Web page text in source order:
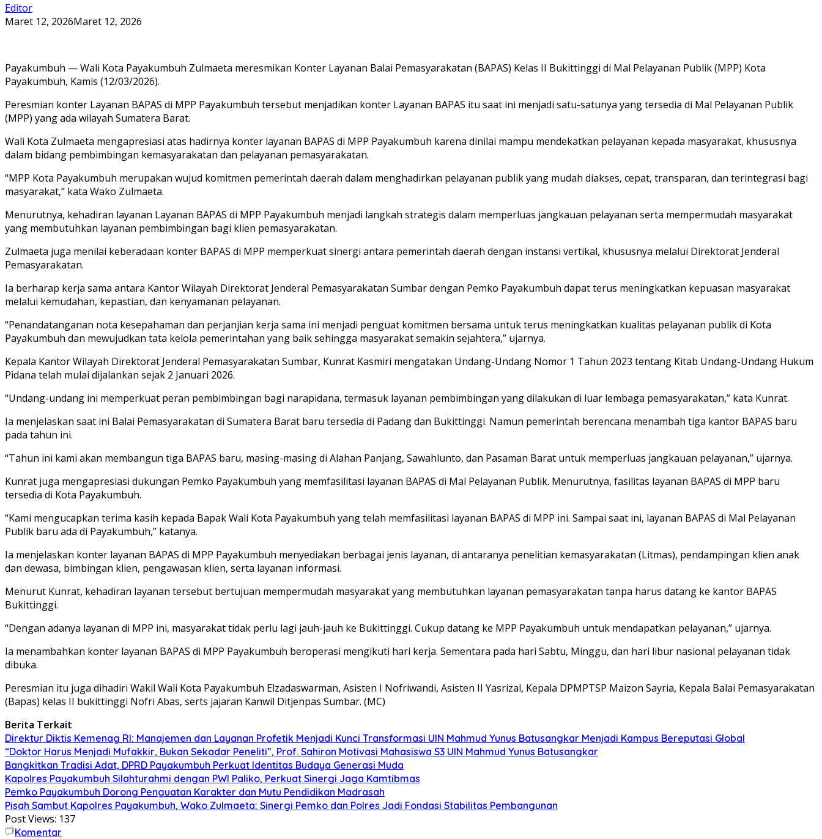
Editor
Maret 12, 2026Maret 12, 2026
Payakumbuh — Wali Kota Payakumbuh Zulmaeta meresmikan Konter Layanan Balai Pemasyarakatan (BAPAS) Kelas II Bukittinggi di Mal Pelayanan Publik (MPP) Kota
Payakumbuh, Kamis (12/03/2026).
Peresmian konter Layanan BAPAS di MPP Payakumbuh tersebut menjadikan konter Layanan BAPAS itu saat ini menjadi satu-satunya yang tersedia di Mal Pelayanan Publik
(MPP) yang ada wilayah Sumatera Barat.
Wali Kota Zulmaeta mengapresiasi atas hadirnya konter layanan BAPAS di MPP Payakumbuh karena dinilai mampu mendekatkan pelayanan kepada masyarakat, khususnya
dalam bidang pembimbingan kemasyarakatan dan pelayanan pemasyarakatan.
“MPP Kota Payakumbuh merupakan wujud komitmen pemerintah daerah dalam menghadirkan pelayanan publik yang mudah diakses, cepat, transparan, dan terintegrasi bagi
masyarakat,” kata Wako Zulmaeta.
Menurutnya, kehadiran layanan Layanan BAPAS di MPP Payakumbuh menjadi langkah strategis dalam memperluas jangkauan pelayanan serta mempermudah masyarakat
yang membutuhkan layanan pembimbingan bagi klien pemasyarakatan.
Zulmaeta juga menilai keberadaan konter BAPAS di MPP memperkuat sinergi antara pemerintah daerah dengan instansi vertikal, khususnya melalui Direktorat Jenderal
Pemasyarakatan.
Ia berharap kerja sama antara Kantor Wilayah Direktorat Jenderal Pemasyarakatan Sumbar dengan Pemko Payakumbuh dapat terus meningkatkan kepuasan masyarakat
melalui kemudahan, kepastian, dan kenyamanan pelayanan.
“Penandatanganan nota kesepahaman dan perjanjian kerja sama ini menjadi penguat komitmen bersama untuk terus meningkatkan kualitas pelayanan publik di Kota
Payakumbuh dan mewujudkan tata kelola pemerintahan yang baik sehingga masyarakat semakin sejahtera,” ujarnya.
Kepala Kantor Wilayah Direktorat Jenderal Pemasyarakatan Sumbar, Kunrat Kasmiri mengatakan Undang-Undang Nomor 1 Tahun 2023 tentang Kitab Undang-Undang Hukum
Pidana telah mulai dijalankan sejak 2 Januari 2026.
“Undang-undang ini memperkuat peran pembimbingan bagi narapidana, termasuk layanan pembimbingan yang dilakukan di luar lembaga pemasyarakatan,” kata Kunrat.
Ia menjelaskan saat ini Balai Pemasyarakatan di Sumatera Barat baru tersedia di Padang dan Bukittinggi. Namun pemerintah berencana menambah tiga kantor BAPAS baru
pada tahun ini.
“Tahun ini kami akan membangun tiga BAPAS baru, masing-masing di Alahan Panjang, Sawahlunto, dan Pasaman Barat untuk memperluas jangkauan pelayanan,” ujarnya.
Kunrat juga mengapresiasi dukungan Pemko Payakumbuh yang memfasilitasi layanan BAPAS di Mal Pelayanan Publik. Menurutnya, fasilitas layanan BAPAS di MPP baru
tersedia di Kota Payakumbuh.
“Kami mengucapkan terima kasih kepada Bapak Wali Kota Payakumbuh yang telah memfasilitasi layanan BAPAS di MPP ini. Sampai saat ini, layanan BAPAS di Mal Pelayanan
Publik baru ada di Payakumbuh,” katanya.
Ia menjelaskan konter layanan BAPAS di MPP Payakumbuh menyediakan berbagai jenis layanan, di antaranya penelitian kemasyarakatan (Litmas), pendampingan klien anak
dan dewasa, bimbingan klien, pengawasan klien, serta layanan informasi.
Menurut Kunrat, kehadiran layanan tersebut bertujuan mempermudah masyarakat yang membutuhkan layanan pemasyarakatan tanpa harus datang ke kantor BAPAS
Bukittinggi.
“Dengan adanya layanan di MPP ini, masyarakat tidak perlu lagi jauh-jauh ke Bukittinggi. Cukup datang ke MPP Payakumbuh untuk mendapatkan pelayanan,” ujarnya.
Ia menambahkan konter layanan BAPAS di MPP Payakumbuh beroperasi mengikuti hari kerja. Sementara pada hari Sabtu, Minggu, dan hari libur nasional pelayanan tidak
dibuka.
Peresmian itu juga dihadiri Wakil Wali Kota Payakumbuh Elzadaswarman, Asisten I Nofriwandi, Asisten II Yasrizal, Kepala DPMPTSP Maizon Sayria, Kepala Balai Pemasyarakatan
(Bapas) kelas II bukittinggi Nofri Abas, serts jajaran Kanwil Ditjenpas Sumbar. (MC)
Berita Terkait
Direktur Diktis Kemenag RI: Manajemen dan Layanan Profetik Menjadi Kunci Transformasi UIN Mahmud Yunus Batusangkar Menjadi Kampus Bereputasi Global
“Doktor Harus Menjadi Mufakkir, Bukan Sekadar Peneliti”, Prof. Sahiron Motivasi Mahasiswa S3 UIN Mahmud Yunus Batusangkar
Bangkitkan Tradisi Adat, DPRD Payakumbuh Perkuat Identitas Budaya Generasi Muda
Kapolres Payakumbuh Silahturahmi dengan PWI Paliko, Perkuat Sinergi Jaga Kamtibmas
Pemko Payakumbuh Dorong Penguatan Karakter dan Mutu Pendidikan Madrasah
Pisah Sambut Kapolres Payakumbuh, Wako Zulmaeta: Sinergi Pemko dan Polres Jadi Fondasi Stabilitas Pembangunan
Post Views: 137
Komentar